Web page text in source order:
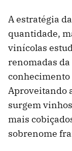
A estratégia
quantidade,
vinícolas
renomadas
Aproveitando
surgem
mais
sobrenome